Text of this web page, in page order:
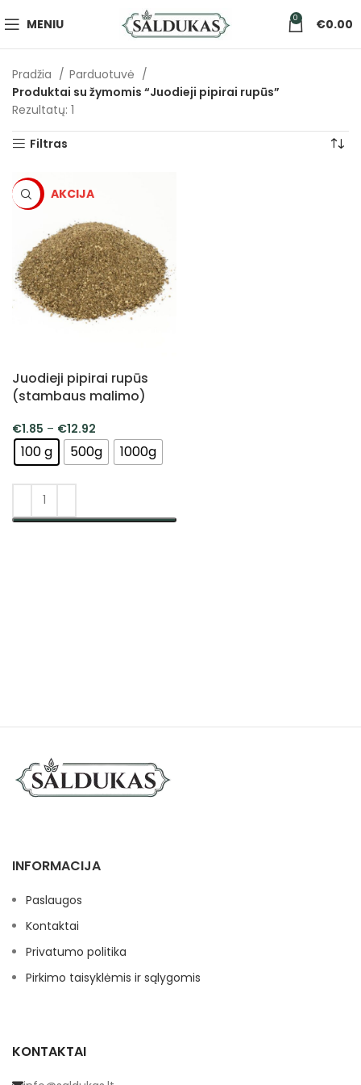
MENIU 0 €0.00
Pradžia
Parduotuvė
Produktai su žymomis “Juodieji pipirai rupūs”
Rezultatų: 1
Filtras
-5%
Juodieji pipirai rupūs
(stambaus malimo)
€1.85 – €12.92
100 g 500g 1000g
INFORMACIJA
Paslaugos
Kontaktai
Privatumo politika
Pirkimo taisyklėmis ir sąlygomis
KONTAKTAI